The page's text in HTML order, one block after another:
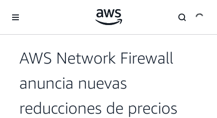
AWS Network Firewall
anuncia nuevas
reducciones de precios